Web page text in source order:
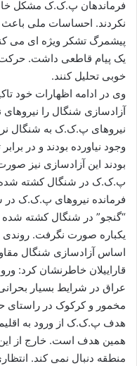
فرماندهان پ.ک.ک مشکل
نکردند. احساسات ملی
پیشمرگ تشکر ویژه ای می
یک پیام قاطعی داشت. حرکت
خوبی تحلیل کنند.
وی در ادامه اظهارات خود
آزادسازی شنگال را
نیروهای پ.ک.ک به شنگال
وجود نیاورده بودند و در
پ.ک.ک در شنگال کشته شده
فرمانده نیروهای پ.ک.ک در
یکباره صورت نگرفت.
اساس آزادسازی شنگال
قاراییلان خاطرنشان کرد:
عراق در شرایط بسیار
مخمور و کرکوک در راستای
هدف پ.ک.ک از ورود به اقلیم
همین هدف است. خارج از
منطقه دنبال نمی کند.